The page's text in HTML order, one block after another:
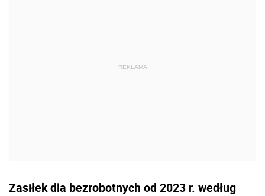
Zasiłek dla bezrobotnych od 2023 r. według